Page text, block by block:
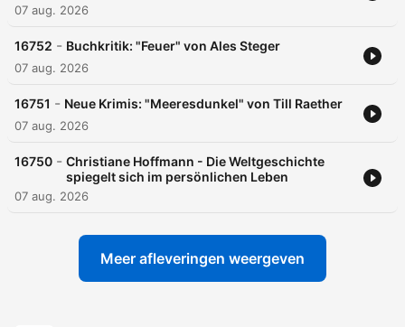
07 aug. 2026
16752 - Buchkritik: "Feuer" von Ales Steger
07 aug. 2026
16751 - Neue Krimis: "Meeresdunkel" von Till Raether
07 aug. 2026
16750 - Christiane Hoffmann - Die Weltgeschichte
spiegelt sich im persönlichen Leben
07 aug. 2026
Meer afleveringen weergeven